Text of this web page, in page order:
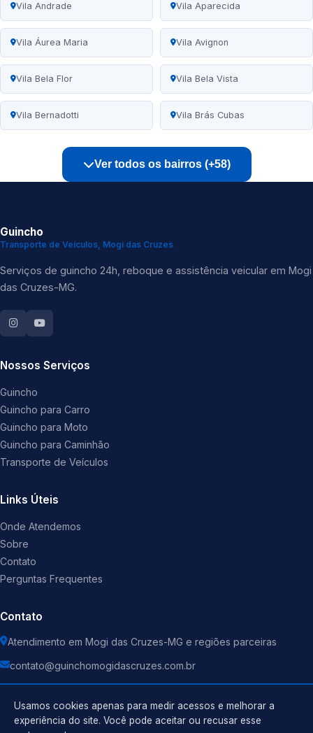
Vila Andrade Vila Aparecida
Vila Áurea Maria Vila Avignon
Vila Bela Flor Vila Bela Vista
Vila Bernadotti Vila Brás Cubas
Ver todos os bairros (+58)
Guincho
Transporte de Veículos, Mogi das Cruzes
Serviços de guincho 24h, reboque e assistência veicular em Mogi
das Cruzes-MG.
Nossos Serviços
Guincho
Guincho para Carro
Guincho para Moto
Guincho para Caminhão
Transporte de Veículos
Links Úteis
Onde Atendemos
Sobre
Contato
Perguntas Frequentes
Contato
Atendimento em Mogi das Cruzes-MG e regiões parceiras
contato@guinchomogidascruzes.com.br
Usamos cookies apenas para medir acessos e melhorar a
experiência do site. Você pode aceitar ou recusar esse